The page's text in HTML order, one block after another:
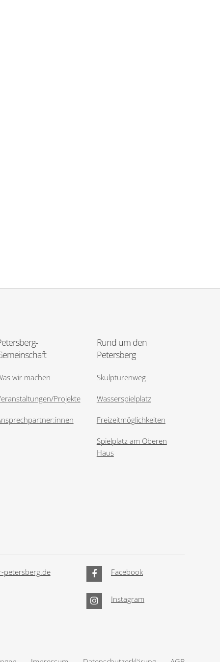
wir machen
Projekte
Rund um den
Petersberg
Skulpturenweg
Wasserspielplatz
Freizeitmöglichkeiten
Spielplatz am Oberen
Haus
petersberg.de Facebook
Instagram